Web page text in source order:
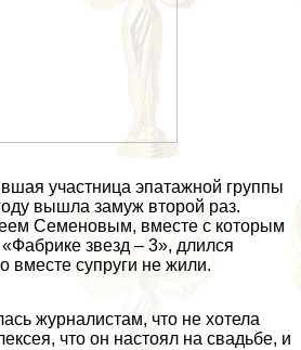
участница эпатажной группы
вышла замуж второй раз.
Семеновым, вместе с которым
звезд – 3», длился
вместе супруги не жили.
журналистам, что не хотела
что он настоял на свадьбе, и